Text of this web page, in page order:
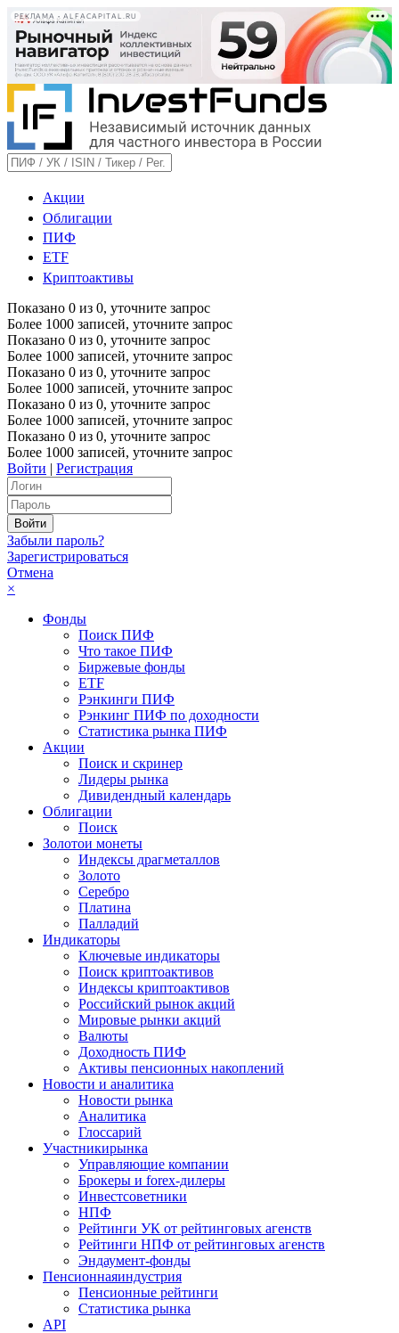
РЕКЛАМА • ALFACAPITAL.RU
Акции
Облигации
ПИФ
ETF
Криптоактивы
Показано 0 из 0, уточните запрос
Более 1000 записей, уточните запрос
Показано 0 из 0, уточните запрос
Более 1000 записей, уточните запрос
Показано 0 из 0, уточните запрос
Более 1000 записей, уточните запрос
Показано 0 из 0, уточните запрос
Более 1000 записей, уточните запрос
Показано 0 из 0, уточните запрос
Более 1000 записей, уточните запрос
Войти | Регистрация
Забыли пароль?
Зарегистрироваться
Отмена
×
Фонды
Поиск ПИФ
Что такое ПИФ
Биржевые фонды
ETF
Рэнкинги ПИФ
Рэнкинг ПИФ по доходности
Статистика рынка ПИФ
Акции
Поиск и скринер
Лидеры рынка
Дивидендный календарь
Облигации
Поиск
Золотои монеты
Индексы драгметаллов
Золото
Серебро
Платина
Палладий
Индикаторы
Ключевые индикаторы
Поиск криптоактивов
Индексы криптоактивов
Российский рынок акций
Мировые рынки акций
Валюты
Доходность ПИФ
Активы пенсионных накоплений
Новости и аналитика
Новости рынка
Аналитика
Глоссарий
Участникирынка
Управляющие компании
Брокеры и forex-дилеры
Инвестсоветники
НПФ
Рейтинги УК от рейтинговых агенств
Рейтинги НПФ от рейтинговых агенств
Эндаумент-фонды
Пенсионнаяиндустрия
Пенсионные рейтинги
Статистика рынка
API